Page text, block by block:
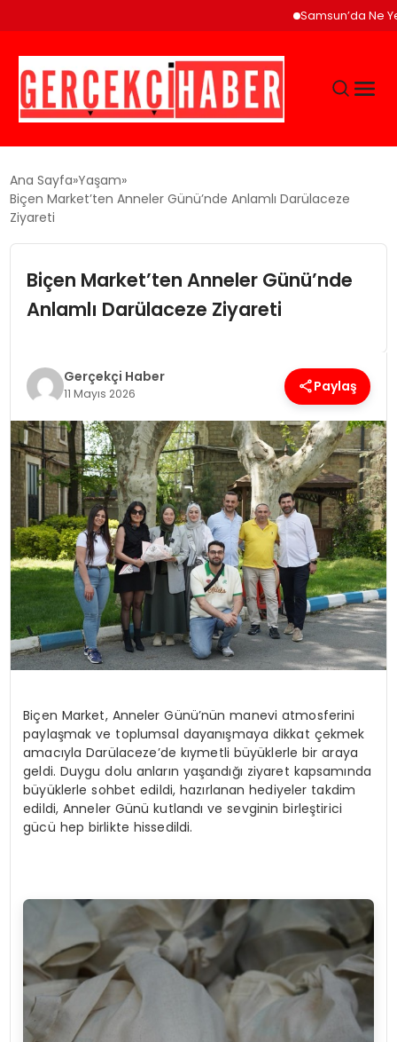
Samsun’da Ne Yenir?
GÜNCEL
EĞITIM
EKONOMI
SAĞLIK
SPOR
TEKNOLOJI
YAŞAM
Ana Sayfa Yaşam
Biçen Market’ten Anneler Günü’nde Anlamlı Darülaceze
Ziyareti
Biçen Market’ten Anneler Günü’nde
Anlamlı Darülaceze Ziyareti
Gerçekçi Haber
11 Mayıs 2026 Paylaş
Biçen Market, Anneler Günü’nün manevi atmosferini
paylaşmak ve toplumsal dayanışmaya dikkat çekmek
amacıyla Darülaceze’de kıymetli büyüklerle bir araya
geldi. Duygu dolu anların yaşandığı ziyaret kapsamında
büyüklerle sohbet edildi, hazırlanan hediyeler takdim
edildi,Anneler Günü kutlandı ve sevginin birleştirici
gücü hep birlikte hissedildi.